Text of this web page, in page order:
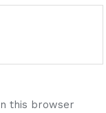
this browser